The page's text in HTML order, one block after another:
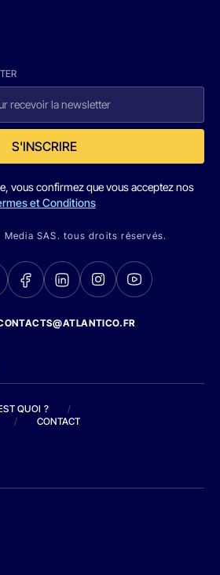
S'INSCRIRE
vous confirmez que vous acceptez nos
et Conditions
SAS. tous droits réservés.
QUOI ?
/
/ CONTACT